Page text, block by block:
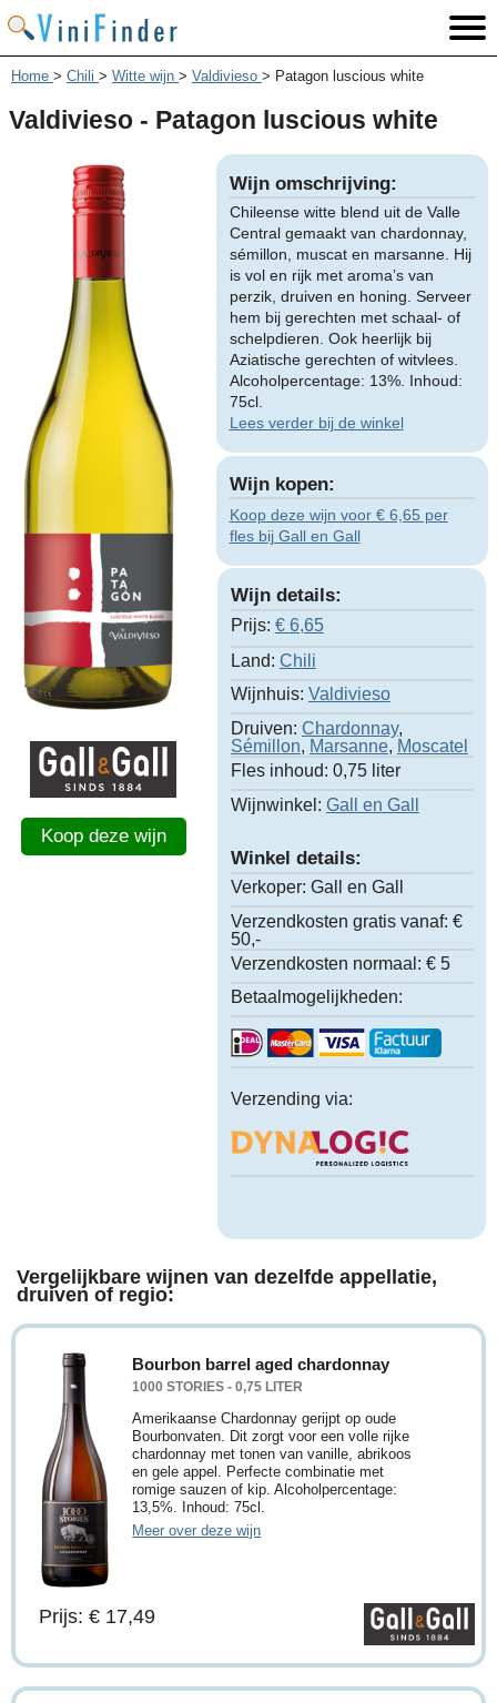
Home > Chili > Witte wijn > Valdivieso > Patagon luscious white
Valdivieso - Patagon luscious white
Koop deze wijn
Wijn omschrijving:
Chileense witte blend uit de Valle
Central gemaakt van chardonnay,
sémillon, muscat en marsanne. Hij
is vol en rijk met aroma’s van
perzik, druiven en honing. Serveer
hem bij gerechten met schaal- of
schelpdieren. Ook heerlijk bij
Aziatische gerechten of witvlees.
Alcoholpercentage: 13%. Inhoud:
75cl.
Lees verder bij de winkel
Wijn kopen:
Koop deze wijn voor € 6,65 per
fles bij Gall en Gall
Wijn details:
Prijs: € 6,65
Land: Chili
Wijnhuis: Valdivieso
Druiven: Chardonnay,
Sémillon, Marsanne, Moscatel
Fles inhoud: 0,75 liter
Wijnwinkel: Gall en Gall
Winkel details:
Verkoper: Gall en Gall
Verzendkosten gratis vanaf: €
50,-
Verzendkosten normaal: € 5
Betaalmogelijkheden:
Verzending via:
Vergelijkbare wijnen van dezelfde appellatie,
druiven of regio:
Bourbon barrel aged chardonnay
1000 STORIES - 0,75 LITER
Amerikaanse Chardonnay gerijpt op oude
Bourbonvaten. Dit zorgt voor een volle rijke
chardonnay met tonen van vanille, abrikoos
en gele appel. Perfecte combinatie met
romige sauzen of kip. Alcoholpercentage:
13,5%. Inhoud: 75cl.
Meer over deze wijn
Prijs: € 17,49